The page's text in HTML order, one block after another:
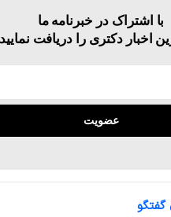
با اشتراک در خبرنامه ما
اخبار دکتری را دریافت
گفتگو